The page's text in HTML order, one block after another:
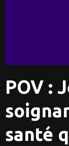
POV :
santé